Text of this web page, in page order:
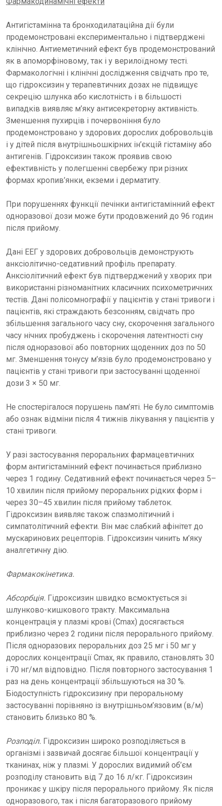
Антигістамінна та бронходилатаційна дії були
продемонстровані експериментально і підтверджені
клінічно. Антиеметичний ефект був продемонстрований
як в апоморфіновому, так і у верилоїдному тесті.
Фармакологічні і клінічні дослідження свідчать про те,
що гідроксизин у терапевтичних дозах не підвищує
секрецію шлунка або кислотність і в більшості
випадків виявляє м’яку антисекреторну активність.
Зменшення пухирців і почервоніння було
продемонстровано у здорових дорослих добровольців
і у дітей після внутрішньошкірних ін’єкцій гістаміну або
антигенів. Гідроксизин також проявив свою
ефективність у полегшенні свербежу при різних
формах кропив’янки, екземи і дерматиту.
При порушеннях функції печінки антигістамінний ефект
одноразової дози може бути продовжений до 96 годин
після прийому.
Дані ЕЕГ у здорових добровольців демонструють
анксіолітично-седативний профіль препарату.
Анксіолітичний ефект був підтверджений у хворих при
використанні різноманітних класичних психометричних
тестів. Дані полісомнографії у пацієнтів у стані тривоги і
пацієнтів, які страждають безсонням, свідчать про
збільшення загального часу сну, скорочення загального
часу нічних пробуджень і скорочення латентності сну
після одноразової або повторних щоденних доз по 50
мг. Зменшення тонусу м’язів було продемонстровано у
пацієнтів у стані тривоги при застосуванні щоденної
дози 3 × 50 мг.
Не спостерігалося порушень пам’яті. Не було симптомів
або ознак відміни після 4 тижнів лікування у пацієнтів у
стані тривоги.
У разі застосування пероральних фармацевтичних
форм антигістамінний ефект починається приблизно
через 1 годину. Седативний ефект починається через 5–
10 хвилин після прийому пероральних рідких форм і
через 30–45 хвилин після прийому таблеток.
Гідроксизин виявляє також спазмолітичний і
симпатолітичний ефекти. Він має слабкий афінітет до
мускаринових рецепторів. Гідроксизин чинить м’яку
аналгетичну дію.
Фармакокінетика.
Абсорбція. Гідроксизин швидко всмоктується зі
шлунково-кишкового тракту. Максимальна
концентрація у плазмі крові (Сmах) досягається
приблизно через 2 години після перорального прийому.
Після одноразових пероральних доз 25 мг і 50 мг у
дорослих концентрації Сmах, як правило, становлять 30
і 70 нг/мл відповідно. Після повторного застосування 1
раз на день концентрації збільшуються на 30 %.
Біодоступність гідроксизину при пероральному
застосуванні порівняно із внутрішньом’язовим (в/м)
становить близько 80 %.
Розподіл. Гідроксизин широко розподіляється в
організмі і зазвичай досягає більшої концентрації у
тканинах, ніж у плазмі. У дорослих видимий об’єм
розподілу становить від 7 до 16 л/кг. Гідроксизин
проникає у шкіру після перорального прийому. Як після
одноразового, так і після багаторазового прийому